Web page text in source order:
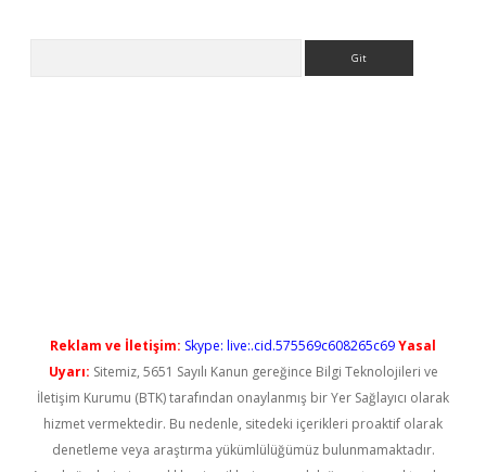
Reklam ve İletişim: Skype: live:.cid.575569c608265c69Yasal
Uyarı: Sitemiz, 5651 Sayılı Kanun gereğince Bilgi Teknolojileri ve
İletişim Kurumu (BTK) tarafından onaylanmış bir Yer Sağlayıcı olarak
hizmet vermektedir. Bu nedenle, sitedeki içerikleri proaktif olarak
denetleme veya araştırma yükümlülüğümüz bulunmamaktadır.